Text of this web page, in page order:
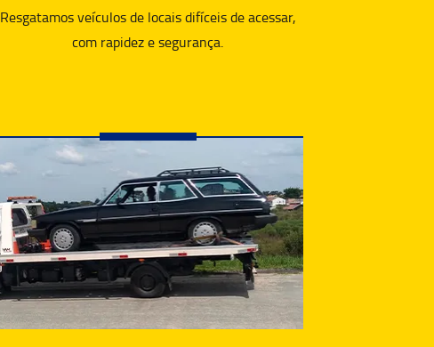
Resgatamos veículos de locais difíceis de acessar,
com rapidez e segurança.